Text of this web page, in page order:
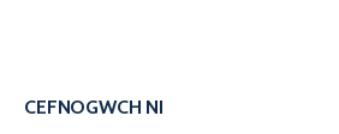
CEFNOGWCH NI